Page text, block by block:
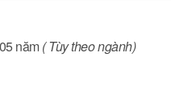
năm( Tùy theo ngành)